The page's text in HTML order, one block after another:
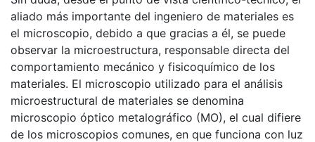
aliado más importante del ingeniero de materiales es
el microscopio, debido a que gracias a él, se puede
observar la microestructura, responsable directa del
comportamiento mecánico y fisicoquímico de los
materiales. El microscopio utilizado para el análisis
microestructural de materiales se denomina
microscopio óptico metalográfico (MO), el cual difiere
de los microscopios comunes, en que funciona con luz